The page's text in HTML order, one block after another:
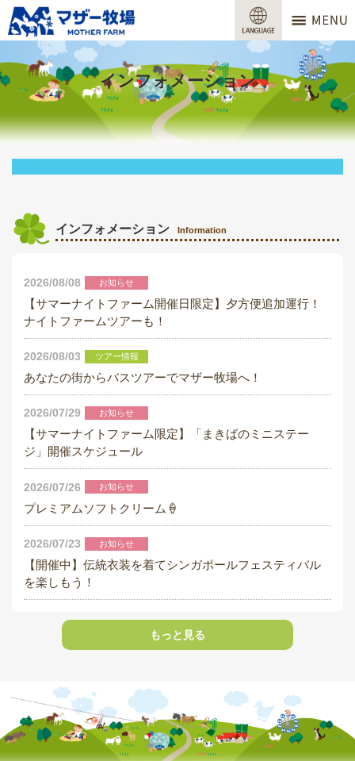
営業時間
料金
交通アクセス
サービスガイド
団体プラン
インフォメーション
インフォメーション Information
2026/08/08 お知らせ
【サマーナイトファーム開催日限定】夕方便追加運行！
ナイトファームツアーも！
2026/08/03 ツアー情報
あなたの街からバスツアーでマザー牧場へ！
2026/07/29 お知らせ
【サマーナイトファーム限定】「まきばのミニステー
ジ」開催スケジュール
2026/07/26 お知らせ
プレミアムソフトクリーム🍦
2026/07/23 お知らせ
【開催中】伝統衣装を着てシンガポールフェスティバル
を楽しもう！
もっと見る